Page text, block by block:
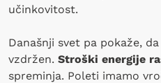
učinkovitost.
Današnji svet pa pokaže,
vzdržen. Stroški energije
spreminja. Poleti imamo